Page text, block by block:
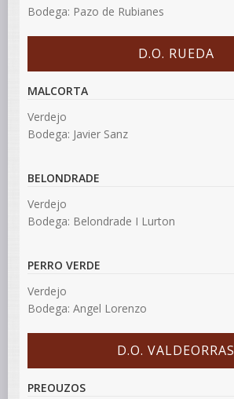
Bodega: Pazo de Rubianes
D.O. RUEDA
MALCORTA
Verdejo
Bodega: Javier Sanz
BELONDRADE
Verdejo
Bodega: Belondrade I Lurton
PERRO VERDE
Verdejo
Bodega: Angel Lorenzo
D.O. VALDEORRAS
PREOUZOS